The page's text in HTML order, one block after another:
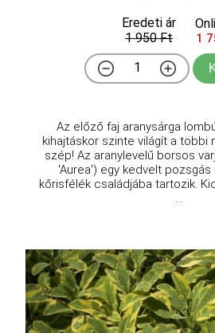
Eredeti ár
1 950 Ft
1
Az előző faj aranysárga
kihajtáskor szinte világít a többi
szép! Az aranylevelű borsos
'Aurea') egy kedvelt pozsgás
kőrisfélék családjába tartozik.
...